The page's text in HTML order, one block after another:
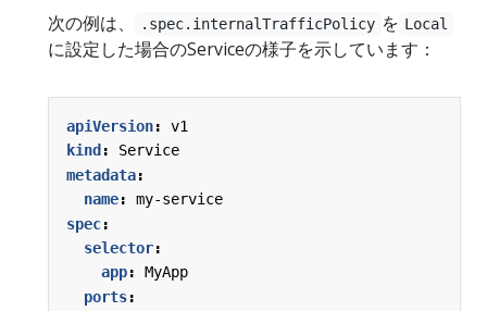
次の例は、 .spec.internalTrafficPolicy を Local
に設定した場合のServiceの様子を示しています：
apiVersion:
v1
kind :
Service
metadata:
name:
my-service
spec:
selector:
app:
MyApp
ports: